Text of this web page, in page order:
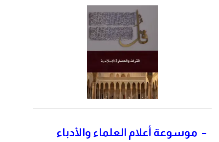
– موسوعة أعلام العلماء والأدباء